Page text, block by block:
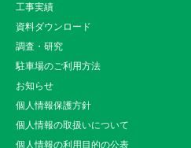
工事実績
資料ダウンロード
調査・研究
駐車場のご利用方法
お知らせ
個人情報保護方針
個人情報の取扱いについて
個人情報の利用目的の公表